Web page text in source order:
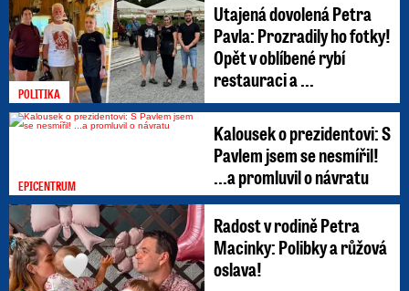
POLITIKA
Utajená dovolená Petra
Pavla: Prozradily ho fotky!
Opět v oblíbené rybí
restauraci a ...
EPICENTRUM
Kalousek o prezidentovi: S
Pavlem jsem se nesmířil!
...a promluvil o návratu
Radost v rodině Petra
Macinky: Polibky a růžová
oslava!